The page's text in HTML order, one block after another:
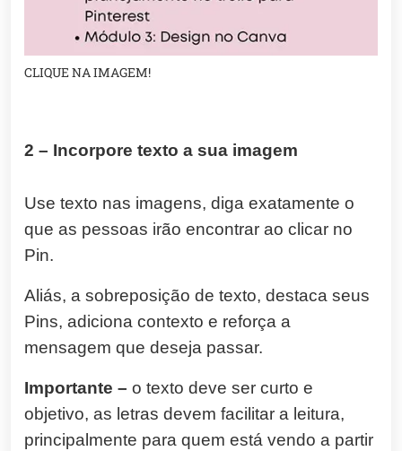
CLIQUE NA IMAGEM!
2 – Incorpore texto a sua imagem
Use texto nas imagens, diga exatamente o
que as pessoas irão encontrar ao clicar no
Pin.
Aliás, a sobreposição de texto, destaca seus
Pins, adiciona contexto e reforça a
mensagem que deseja passar.
Importante – o texto deve ser curto e
objetivo, as letras devem facilitar a leitura,
principalmente para quem está vendo a partir